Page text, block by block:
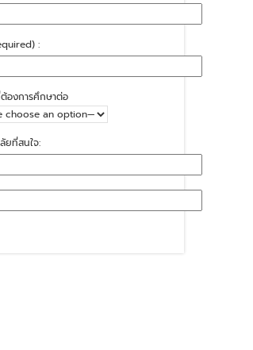
:
องการศึกษาต่อ
ยที่สนใจ: